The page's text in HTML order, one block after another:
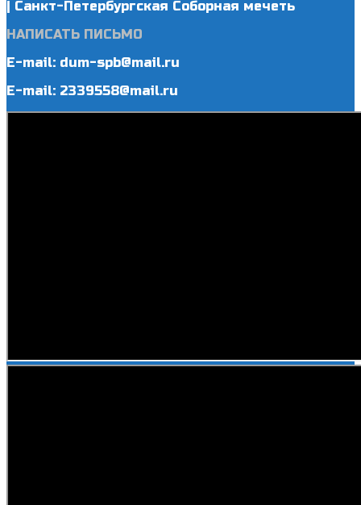
| Санкт-Петербургская Соборная мечеть
НАПИСАТЬ ПИСЬМО
E-mail: dum-spb@mail.ru
E-mail: 2339558@mail.ru